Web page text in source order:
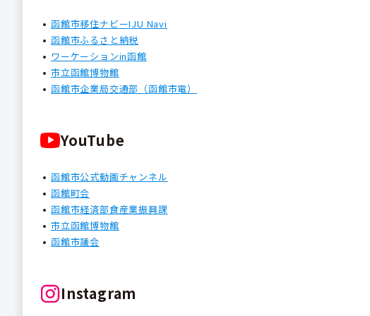
函館市移住ナビーIJU Navi
函館市ふるさと納税
ワーケーションin函館
市立函館博物館
函館市企業局交通部（函館市電）
YouTube
函館市公式動画チャンネル
函館町会
函館市経済部食産業振興課
市立函館博物館
函館市議会
Instagram